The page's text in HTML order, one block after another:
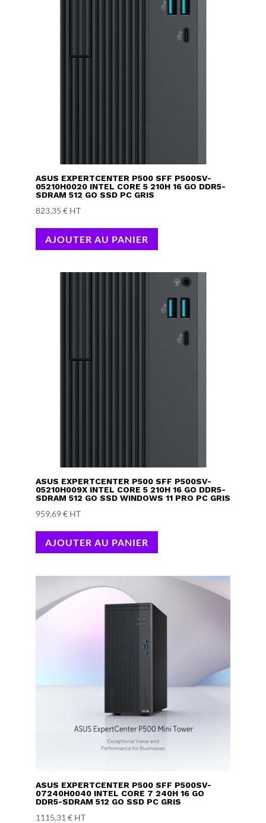
ASUS EXPERTCENTER P500 SFF P500SV-
05210H0020 INTEL CORE 5 210H 16 GO DDR5-
SDRAM 512 GO SSD PC GRIS
823,35 € HT
AJOUTER AU PANIER
ASUS EXPERTCENTER P500 SFF P500SV-
05210H009X INTEL CORE 5 210H 16 GO DDR5-
SDRAM 512 GO SSD WINDOWS 11 PRO PC GRIS
959,69€ HT
AJOUTER AU PANIER
ASUS EXPERTCENTER P500 SFF P500SV-
07240H0040 INTEL CORE 7 240H 16 GO
DDR5-SDRAM 512 GO SSD PC GRIS
1115,31 € HT